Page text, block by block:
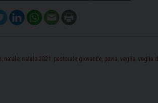
natale natale 2021 pastorale giovanile pavia veglia veglia